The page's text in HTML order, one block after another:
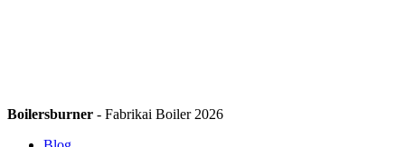
Boilersburner - Fabrikai Boiler 2026